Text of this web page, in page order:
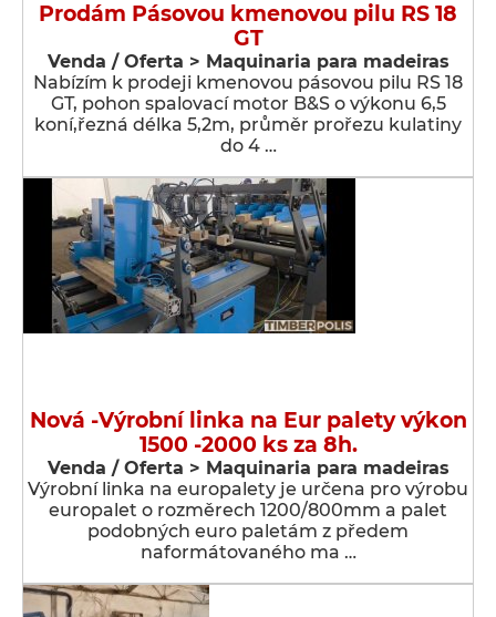
Prodám Pásovou kmenovou pilu RS 18
GT
Venda / Oferta > Maquinaria para madeiras
Nabízím k prodeji kmenovou pásovou pilu RS 18
GT, pohon spalovací motor B&S o výkonu 6,5
koní,řezná délka 5,2m, průměr prořezu kulatiny
do 4 …
Nová -Výrobní linka na Eur palety výkon
1500 -2000 ks za 8h.
Venda / Oferta > Maquinaria para madeiras
Výrobní linka na europalety je určena pro výrobu
europalet o rozměrech 1200/800mm a palet
podobných euro paletám z předem
naformátovaného ma …